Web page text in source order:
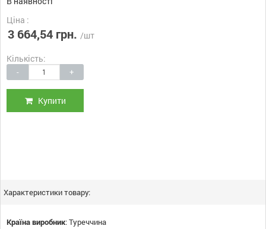
Ціна :
3 664,54 грн. /шт
Кількість:
- +
Купити
Характеристики товару:
Країна виробник:Туреччина